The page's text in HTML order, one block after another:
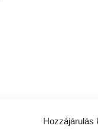
Hozzájárulás